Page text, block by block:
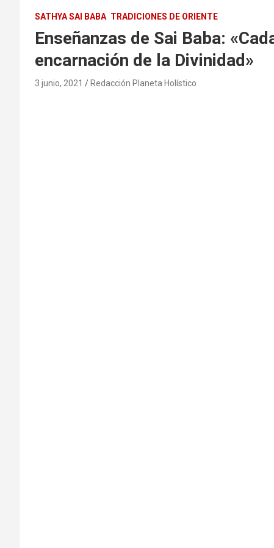
SATHYA SAI BABA TRADICIONES DE ORIENTE
Enseñanzas de Sai Baba:
encarnación de la Divinidad»
3 junio, 2021 Redacción Planeta Holístico